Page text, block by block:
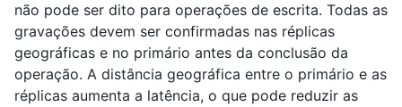
não pode ser dito para operações de escrita. Todas as
gravações devem ser confirmadas nas réplicas
geográficas e no primário antes da conclusão da
operação. A distância geográfica entre o primário e as
réplicas aumenta a latência, o que pode reduzir as